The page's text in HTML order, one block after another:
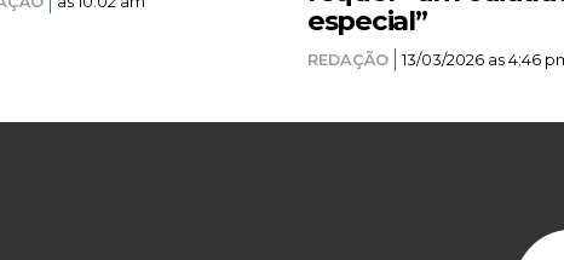
especial”
REDAÇÃO 13/03/2026 as 4:46